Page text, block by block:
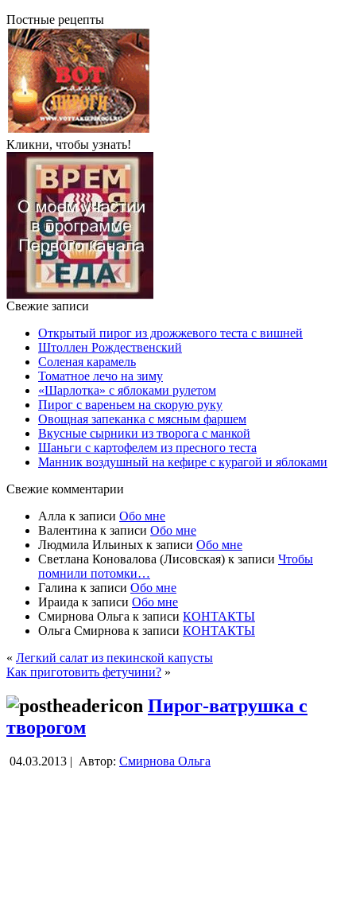
Постные рецепты
Кликни, чтобы узнать!
Свежие записи
Открытый пирог из дрожжевого теста с вишней
Штоллен Рождественский
Соленая карамель
Томатное лечо на зиму
«Шарлотка» с яблоками рулетом
Пирог с вареньем на скорую руку
Овощная запеканка с мясным фаршем
Вкусные сырники из творога с манкой
Шаньги с картофелем из пресного теста
Манник воздушный на кефире с курагой и яблоками
Свежие комментарии
Алла к записи Обо мне
Валентина к записи Обо мне
Людмила Ильиных к записи Обо мне
Светлана Коновалова (Лисовская) к записи Чтобы
помнили потомки…
Галина к записи Обо мне
Ираида к записи Обо мне
Смирнова Ольга к записи КОНТАКТЫ
Ольга Смирнова к записи КОНТАКТЫ
« Легкий салат из пекинской капусты
Как приготовить фетучини? »
Пирог-ватрушка с
творогом
04.03.2013 | Автор: Смирнова Ольга